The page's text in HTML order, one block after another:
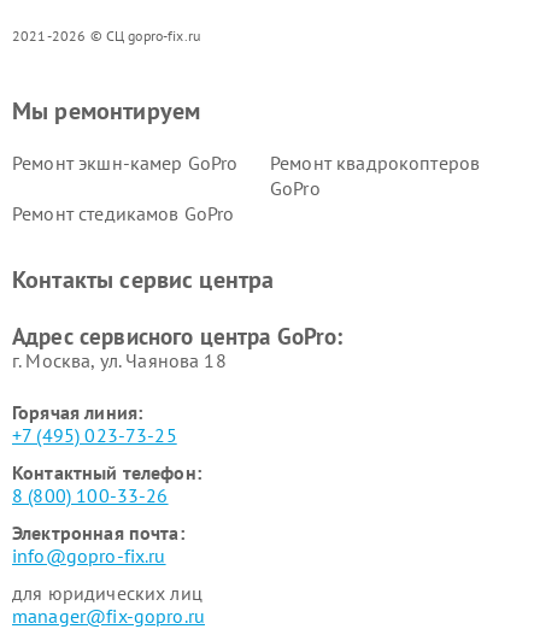
2021-2026 © СЦ gopro-fix.ru
Мы ремонтируем
Ремонт экшн-камер GoPro
Ремонт квадрокоптеров
GoPro
Ремонт стедикамов GoPro
Контакты сервис центра
Адрес сервисного центра GoPro:
г. Москва, ул. Чаянова 18
Горячая линия:
+7 (495) 023-73-25
Контактный телефон:
8 (800) 100-33-26
Электронная почта:
info@gopro-fix.ru
для юридических лиц
manager@fix-gopro.ru